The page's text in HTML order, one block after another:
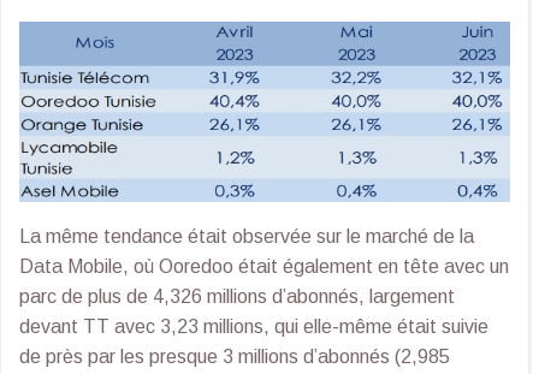
La même tendance était observée sur le marché de la
Data Mobile, où Ooredoo était également en tête avec un
parc de plus de 4,326 millions d’abonnés, largement
devant TT avec 3,23 millions, qui elle-même était suivie
de près par les presque 3 millions d’abonnés (2,985